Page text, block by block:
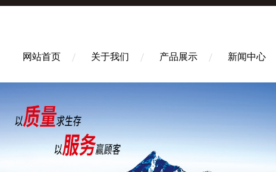
网站首页 关于我们 产品展示 新闻中心